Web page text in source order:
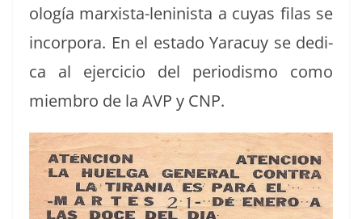
ología marx­ista-lenin­ista a cuyas filas se
incor­po­ra. En el esta­do Yaracuy se ded­i­
ca al ejer­ci­cio del peri­odis­mo como
miem­bro de la AVP y CNP.